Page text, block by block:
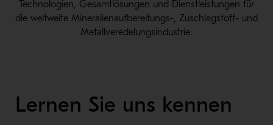
Technologien, Gesamtlösungen und Dienstleistungen für
die weltweite Mineralienaufbereitungs-, Zuschlagstoff- und
Metallveredelungsindustrie.
Lernen Sie uns kennen